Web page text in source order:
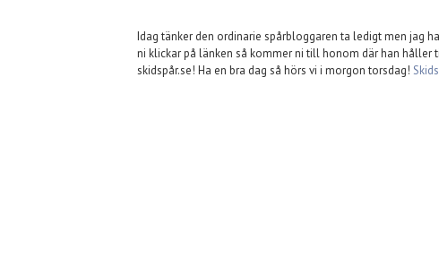
Idag tänker den ordinarie spårbloggaren ta ledigt men jag
ni klickar på länken så kommer ni till honom där han håller
skidspår.se! Ha en bra dag så hörs vi i morgon torsdag!